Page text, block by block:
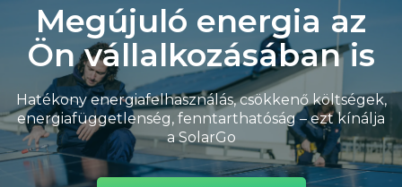
Megújuló energia az
Ön vállalkozásában is
Hatékony energiafelhasználás, csökkenő költségek,
energiafüggetlenség, fenntarthatóság – ezt kínálja
a SolarGo